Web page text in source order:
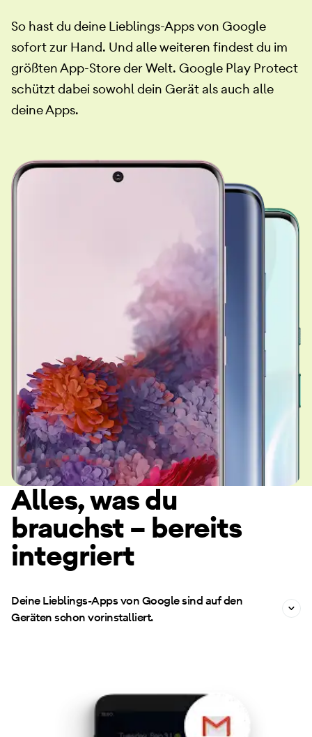
So hast du deine Lieblings-Apps von Google
sofort zur Hand. Und alle weiteren findest du im
größten App-Store der Welt. Google Play Protect
schützt dabei sowohl dein Gerät als auch alle
deine Apps.
Alles, was du
brauchst – bereits
integriert
Deine Lieblings-Apps von Google sind auf den
Geräten schon vorinstalliert.